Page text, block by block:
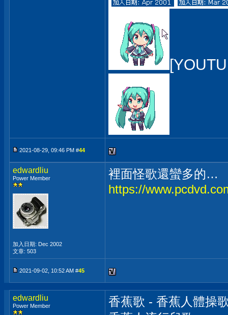
2021-08-29, 09:46 PM #44
edwardliu
Power Member
加入日期: Dec 2002
文章: 503
裡面怪歌還蠻多的…
https://
2021-09-02, 10:52 AM #45
edwardliu
Power Member
香蕉歌 - 香蕉人體操